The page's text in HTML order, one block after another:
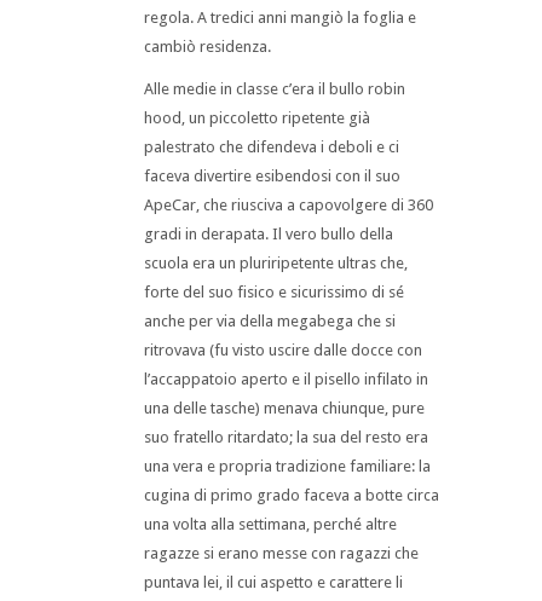
regola. A tredici anni mangiò la foglia e
cambiò residenza.
Alle medie in classe c’era il bullo robin
hood, un piccoletto ripetente già
palestrato che difendeva i deboli e ci
faceva divertire esibendosi con il suo
ApeCar, che riusciva a capovolgere di 360
gradi in derapata. Il vero bullo della
scuola era un pluriripetente ultras che,
forte del suo fisico e sicurissimo di sé
anche per via della megabega che si
ritrovava (fu visto uscire dalle docce con
l’accappatoio aperto e il pisello infilato in
una delle tasche) menava chiunque, pure
suo fratello ritardato; la sua del resto era
una vera e propria tradizione familiare: la
cugina di primo grado faceva a botte circa
una volta alla settimana, perché altre
ragazze si erano messe con ragazzi che
puntava lei, il cui aspetto e carattere li